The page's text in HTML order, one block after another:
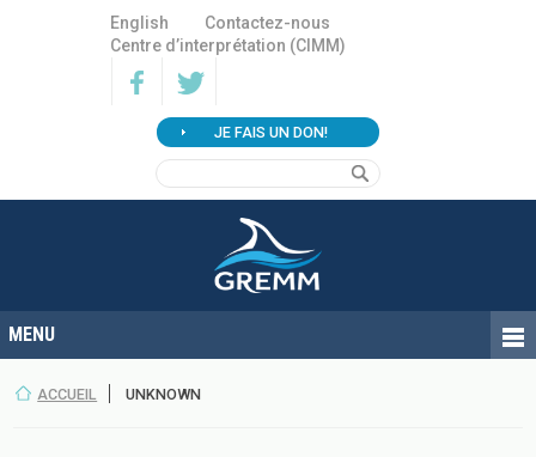
English
Contactez-nous
Centre d’interprétation (CIMM)
JE FAIS UN DON!
ACCUEIL UNKNOWN